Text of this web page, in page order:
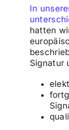
In
hatten
Signatur